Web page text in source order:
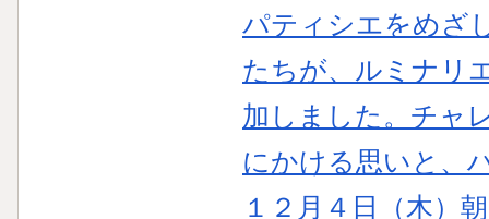
パティシエをめざ
たちが、ルミナリ
加しました。チャ
にかける思いと、
１２月４日（木）